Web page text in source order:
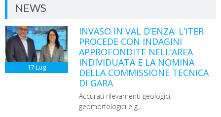
NEWS
17Lug
INVASO IN VAL D’ENZA: L’ITER
PROCEDE CON INDAGINI
APPROFONDITE NELL’AREA
INDIVIDUATA E LA NOMINA
DELLA COMMISSIONE TECNICA
DI GARA
Accurati rilevamenti geologici,
geomorfologici e g...